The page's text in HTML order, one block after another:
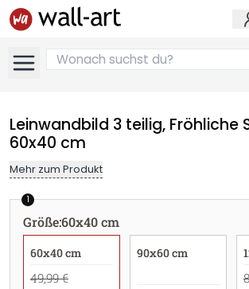
Leinwandbild 3 teilig, Fröhliche
60x40 cm
Mehr zum Produkt
1
Größe:60x40 cm
60x40 cm
49,99 €
90x60 cm